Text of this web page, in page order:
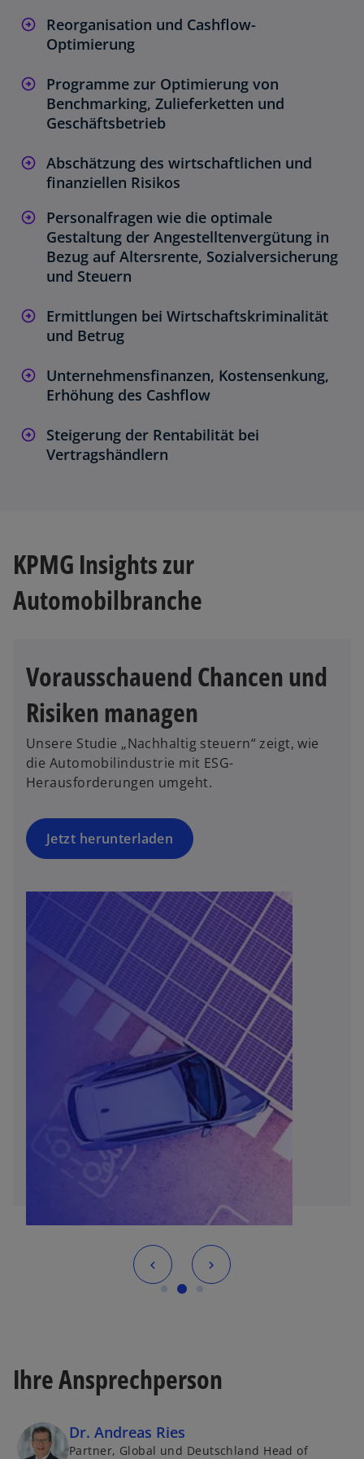
ö
t
Reorganisation und Cashflow-
Optimierung
Programme zur Optimierung von
Benchmarking, Zulieferketten und
Geschäftsbetrieb
Abschätzung des wirtschaftlichen und
finanziellen Risikos
Personalfragen wie die optimale
Gestaltung der Angestelltenvergütung in
Bezug auf Altersrente, Sozialversicherung
und Steuern
Ermittlungen bei Wirtschaftskriminalität
und Betrug
Unternehmensfinanzen, Kostensenkung,
Erhöhung des Cashflow
Steigerung der Rentabilität bei
Vertragshändlern
KPMG Insights zur
Automobilbranche
Vorausschauend Chancen und
Risiken managen
Unsere Studie „Nachhaltig steuern“ zeigt, wie
die Automobilindustrie mit ESG-
Herausforderungen umgeht.
Jetzt herunterladen
Ihre Ansprechperson
Dr. Andreas Ries
Partner, Global und Deutschland Head of